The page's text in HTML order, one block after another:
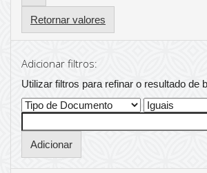
Retornar valores
Adicionar filtros:
Utilizar filtros para refinar o resultado de